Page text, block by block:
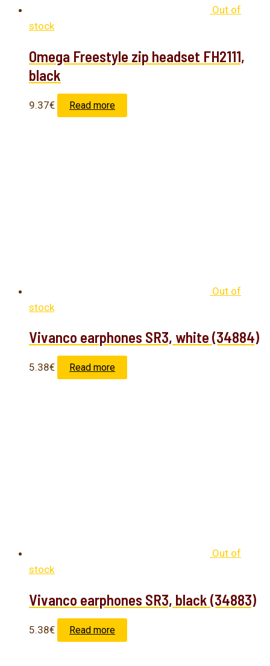
Out of
stock
Omega Freestyle zip headset FH2111,
black
9.37€ Read more
Out of
stock
Vivanco earphones SR3, white (34884)
5.38€ Read more
Out of
stock
Vivanco earphones SR3, black (34883)
5.38€ Read more